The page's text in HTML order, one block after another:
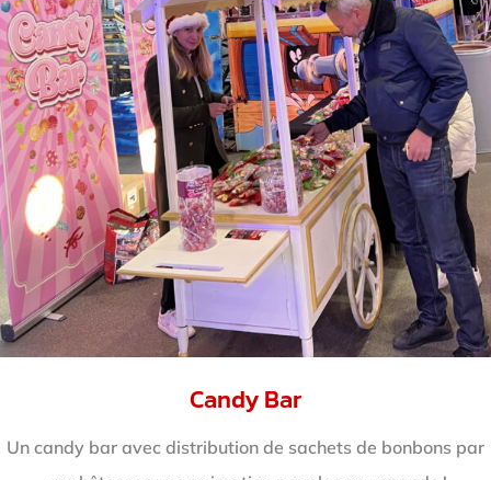
Candy Bar
Un candy bar avec distribution de sachets de bonbons par